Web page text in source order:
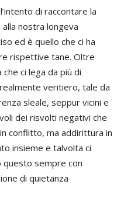
di raccontare la
nostra longeva
ed è quello che ci ha
rispettive tane. Oltre
che ci lega da più di
veritiero, tale da
sleale, seppur vicini e
dei risvolti negativi che
conflitto, ma addirittura in
insieme e talvolta ci
sempre con
di quietanza